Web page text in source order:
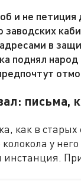
и не петиция
заводских
в
поднял народ
письма,
как в
колокола у
инстанция.